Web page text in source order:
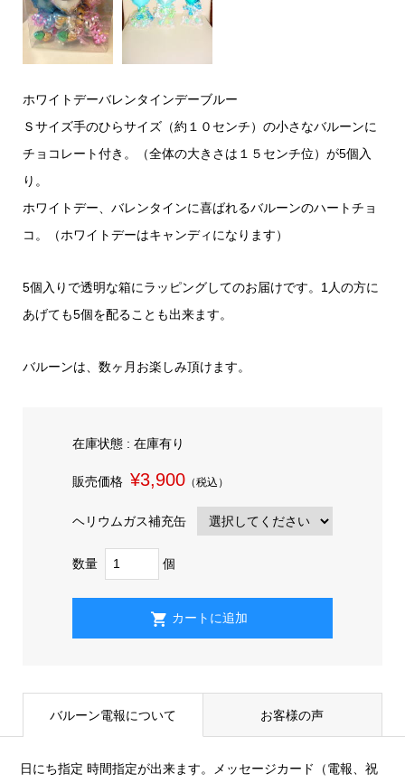
ホワイトデーバレンタインデーブルー
Ｓサイズ手のひらサイズ（約１０センチ）の小さなバルーンに
チョコレート付き。（全体の大きさは１５センチ位）が5個入
り。
ホワイトデー、バレンタインに喜ばれるバルーンのハートチョ
コ。（ホワイトデーはキャンディになります）
5個入りで透明な箱にラッピングしてのお届けです。1人の方に
あげても5個を配ることも出来ます。
バルーンは、数ヶ月お楽しみ頂けます。
在庫状態 : 在庫有り
販売価格 ¥3,900（税込）
ヘリウムガス補充缶
数量 個
バルーン電報について お客様の声
日にち指定 時間指定が出来ます。メッセージカード（電報、祝